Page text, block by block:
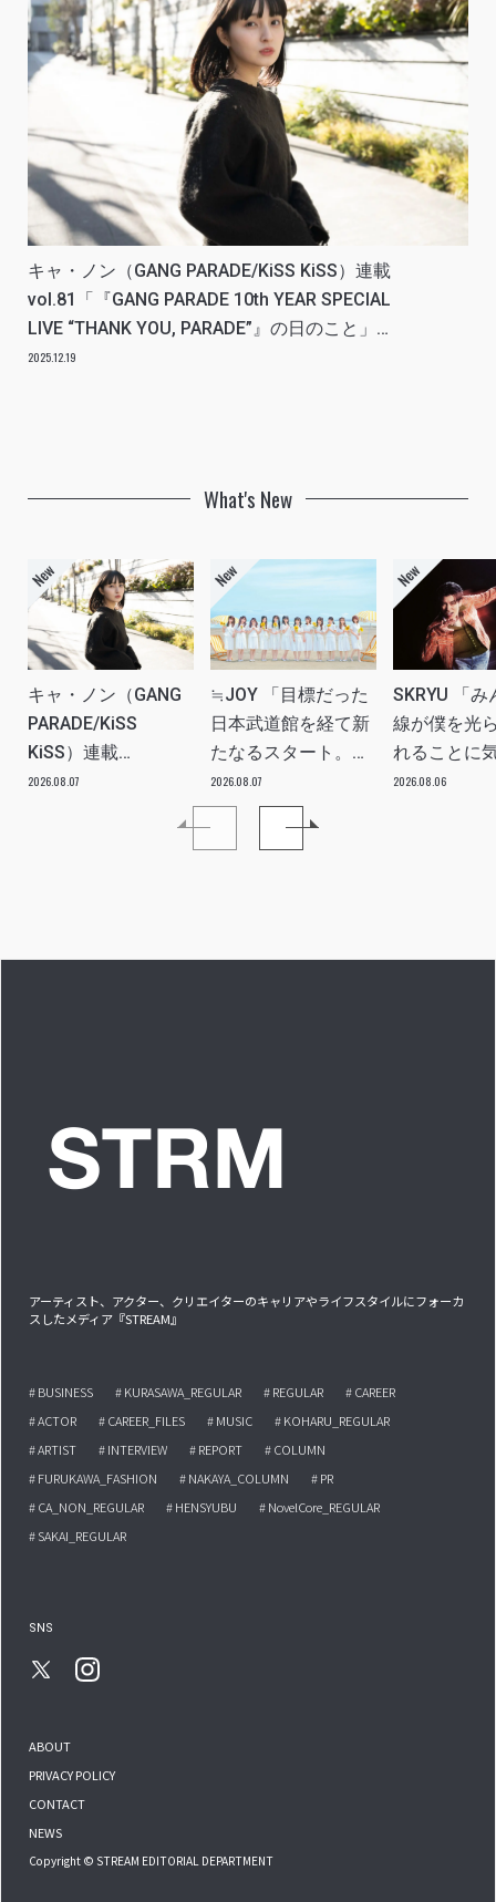
キャ・ノン（GANG PARADE/KiSS KiSS）連載
vol.81「『GANG PARADE 10th YEAR SPECIAL
LIVE “THANK YOU, PARADE”』の日のこと」ア
イドルリアル備忘録
2025.12.19
What's New
キャ・ノン（GANG
PARADE/KiSS
KiSS）連載
vol.113「読者からの
質問”のんちゃんはラ
2026.08.07
≒JOY 「目標だった
日本武道館を経て新
たなるスタート。
≒JOYにしかない魅
力を磨いていきた
2026.08.07
SKRYU 「み
線が僕を光
れることに
た」
2026.08.06
アーティスト、アクター、クリエイターのキャリアやライフスタイルにフォーカ
スしたメディア『STREAM』
# BUSINESS # KURASAWA_REGULAR # REGULAR
# CAREER
# ACTOR
# CAREER_FILES # MUSIC
# KOHARU_REGULAR
# ARTIST
# INTERVIEW # REPORT
# COLUMN
# FURUKAWA_FASHION
# NAKAYA_COLUMN
# PR
# CA_NON_REGULAR
# HENSYUBU
# NovelCore_REGULAR
# SAKAI_REGULAR
SNS
ABOUT
PRIVACY POLICY
CONTACT
NEWS
Copyright © STREAM EDITORIAL DEPARTMENT